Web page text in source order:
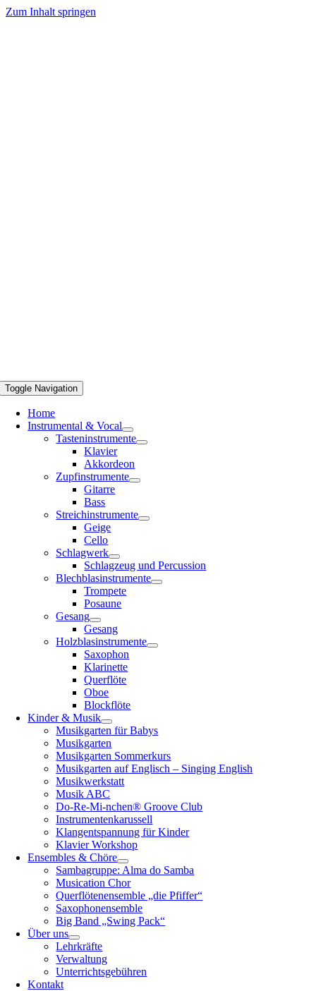
Zum Inhalt springen
Toggle Navigation
Home
Instrumental & Vocal
Tasteninstrumente
Klavier
Akkordeon
Zupfinstrumente
Gitarre
Bass
Streichinstrumente
Geige
Cello
Schlagwerk
Schlagzeug und Percussion
Blechblasinstrumente
Trompete
Posaune
Gesang
Gesang
Holzblasinstrumente
Saxophon
Klarinette
Querflöte
Oboe
Blockflöte
Kinder & Musik
Musikgarten für Babys
Musikgarten
Musikgarten Sommerkurs
Musikgarten auf Englisch – Singing English
Musikwerkstatt
Musik ABC
Do-Re-Mi-nchen® Groove Club
Instrumentenkarussell
Klangentspannung für Kinder
Klavier Workshop
Ensembles & Chöre
Sambagruppe: Alma do Samba
Musication Chor
Querflötenensemble „die Pfiffer“
Saxophonensemble
Big Band „Swing Pack“
Über uns
Lehrkräfte
Verwaltung
Unterrichtsgebühren
Kontakt